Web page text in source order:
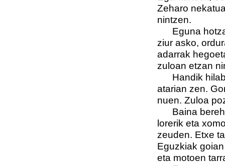
Zeharo
nintzen.
Eguna hotza
ziur asko,
adarrak
zuloan etzan
Handik
atarian zen.
nuen. Zuloa
Baina
lorerik eta
zeuden. Etxe
Eguzkiak
eta motoen